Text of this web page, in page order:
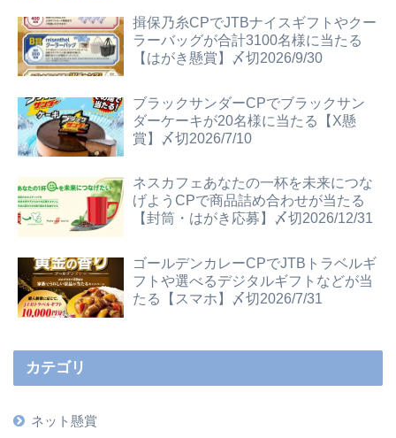
揖保乃糸CPでJTBナイスギフトやクー
ラーバッグが合計3100名様に当たる
【はがき懸賞】〆切2026/9/30
ブラックサンダーCPでブラックサン
ダーケーキが20名様に当たる【X懸
賞】〆切2026/7/10
ネスカフェあなたの一杯を未来につな
げようCPで商品詰め合わせが当たる
【封筒・はがき応募】〆切2026/12/31
ゴールデンカレーCPでJTBトラベルギ
フトや選べるデジタルギフトなどが当
たる【スマホ】〆切2026/7/31
カテゴリ
ネット懸賞